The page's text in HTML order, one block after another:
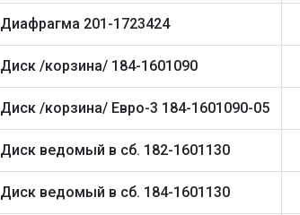
Диафрагма 201-1723424
Диск /корзина/ 184-1601090
Диск /корзина/ Евро-3 184-1601090-05
Диск ведомый в сб. 182-1601130
Диск ведомый в сб. 184-1601130